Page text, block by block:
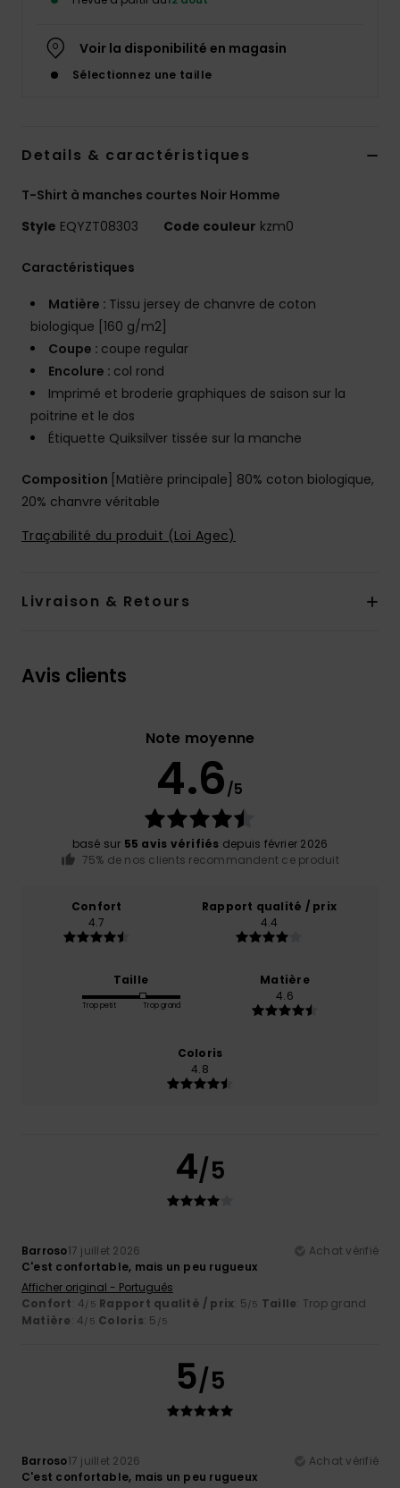
Voir la disponibilité en magasin
Sélectionnez une taille
Details & caractéristiques
T-Shirt à manches courtes Noir Homme
Style EQYZT08303 Code couleur kzm0
Caractéristiques
Matière : Tissu jersey de chanvre de coton
biologique [160 g/m2]
Coupe : coupe regular
Encolure : col rond
Imprimé et broderie graphiques de saison sur la
poitrine et le dos
Étiquette Quiksilver tissée sur la manche
Composition [Matière principale] 80% coton biologique,
20% chanvre véritable
Traçabilité du produit (Loi Agec)
Livraison & Retours
Avis clients
Note moyenne
4.6/5
basé sur 55 avis vérifiés depuis février 2026
75% de nos clients recommandent ce produit
Confort
4.7
Rapport qualité / prix
4.4
Taille
Trop petit Trop grand
Matière
4.6
Coloris
4.8
4/5
Barroso17 juillet 2026
Achat vérifié
C'est confortable, mais un peu rugueux
Afficher original - Português
Confort: 4/5 Rapport qualité / prix: 5/5 Taille: Trop grand
Matière: 4/5 Coloris: 5 /5
5/5
Barroso17 juillet 2026
Achat vérifié
C'est confortable, mais un peu rugueux